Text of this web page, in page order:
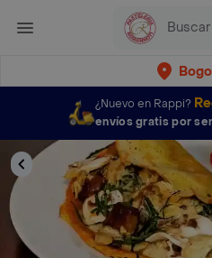
¿Nuevo en Rappi?
envíos gratis por